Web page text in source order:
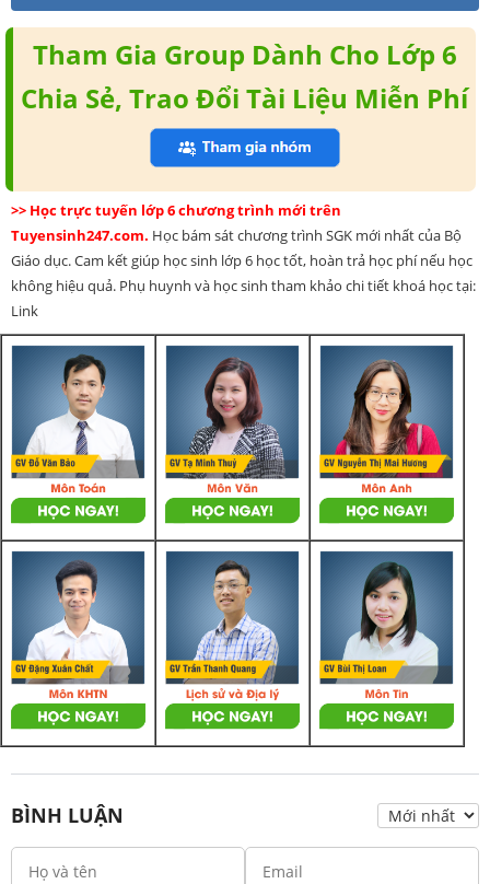
Tham Gia Group Dành Cho Lớp 6
Chia Sẻ, Trao Đổi Tài Liệu Miễn Phí
>> Học trực tuyến lớp 6 chương trình mới trên
Tuyensinh247.com. Học bám sát chương trình SGK mới nhất của Bộ
Giáo dục. Cam kết giúp học sinh lớp 6 học tốt, hoàn trả học phí nếu học
không hiệu quả. Phụ huynh và học sinh tham khảo chi tiết khoá học tại:
Link
BÌNH LUẬN